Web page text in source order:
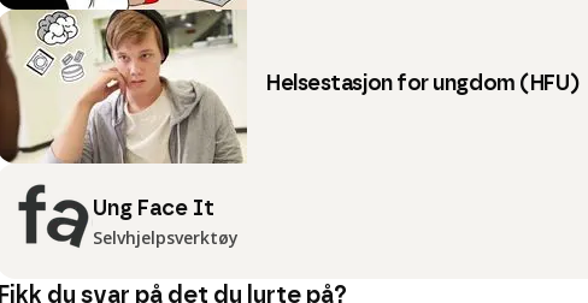
Helsestasjon for ungdom (HFU)
Ung Face It
Selvhjelpsverktøy
Fikk du svar på det du lurte på?